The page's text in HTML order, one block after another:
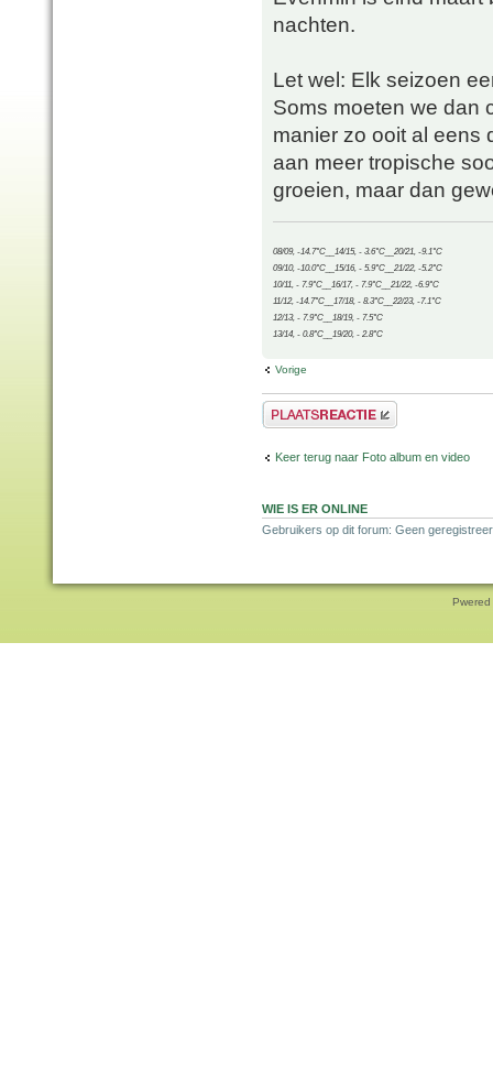
nachten.
Let wel: Elk seizoen
Soms moeten we dan
manier zo ooit al eens
aan meer tropische
groeien, maar dan
08/09, -14.7°C__14/15, - 3.6°C__20/21, -9.1°C
09/10, -10.0°C__15/16, - 5.9°C__21/22, -5.2°C
10/11, - 7.9°C__16/17, - 7.9°C__21/22, -6.9°C
11/12, -14.7°C__17/18, - 8.3°C__22/23, -7.1°C
12/13, - 7.9°C__18/19, - 7.5°C
13/14, - 0.8°C__19/20, - 2.8°C
Vorige
Plaats een reactie
Keer terug naar Foto album en video
WIE IS ER ONLINE
Gebruikers op dit forum: Geen